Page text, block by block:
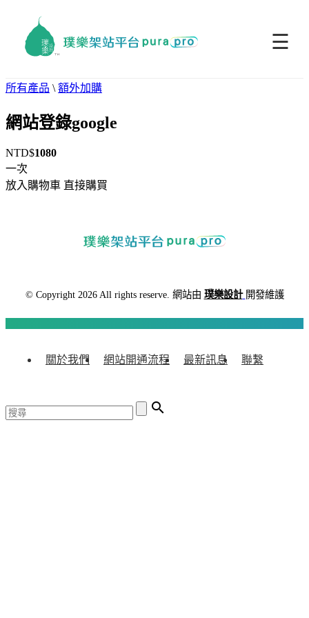
☰
所有產品 \ 額外加購
網站登錄google
NTD$1080
一次
放入購物車 直接購買
© Copyright 2026 All rights reserve. 網站由 璞樂設計 開發維護
關於我們 網站開通流程 最新訊息 聯繫
